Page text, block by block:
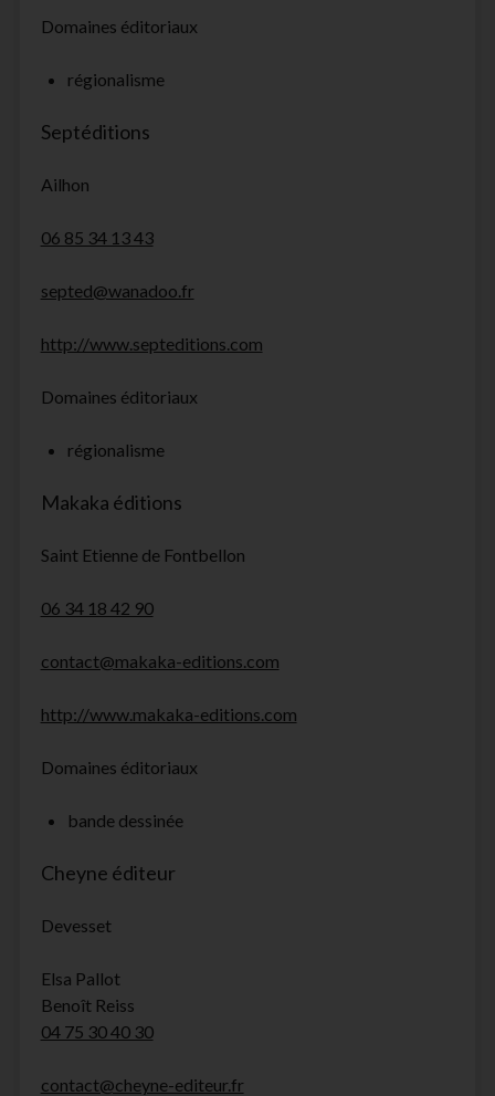
Domaines éditoriaux
régionalisme
Septéditions
Ailhon
06 85 34 13 43
septed@wanadoo.fr
http://www.septeditions.com
Domaines éditoriaux
régionalisme
Makaka éditions
Saint Etienne de Fontbellon
06 34 18 42 90
contact@makaka-editions.com
http://www.makaka-editions.com
Domaines éditoriaux
bande dessinée
Cheyne éditeur
Devesset
Elsa Pallot
Benoît Reiss
04 75 30 40 30
contact@cheyne-editeur.fr